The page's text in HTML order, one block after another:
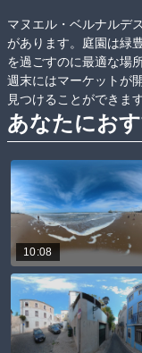
マヌエル・ベルナルデ
があります。庭園は緑
を過ごすのに最適な場
週末にはマーケットが
見つけることができます
あなたにお
10:08